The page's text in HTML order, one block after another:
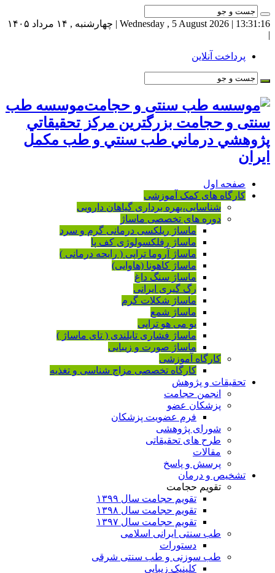
13:31:17
| Wednesday , 5 August 2026 | چهارشنبه , ۱۴ مرداد ۱۴۰۵
|
پرداخت آنلاین
موسسه طب
سنتی و حجامت بزرگترين مركز تحقيقاتي
پژوهشي درماني طب سنتي و طب مكمل
ايران
صفحه اول
کارگاه های کمک آموزشی
شناسایی،بهره برداری گیاهان دارویی
دوره های تخصصی ماساژ
ماساژ ریلکسی درمانی گرم و سرد
ماساژ رفلکسولوژی کف پا
ماساژ آروما تراپی ( رایحه درمانی )
ماساژ کاهونا (هاوایی)
ماساژ سنگ داغ
رگ گیری ایرانی
ماساژ شکلات گرم
ماساژ شمع
یو می هو تراپی
ماساژ فشاری تایلندی ( تای ماساژ )
ماساژ صورت و زیبایی
کارگاه آموزشی
کارگاه تخصصی مزاج شناسی و تغذیه
تحقیقات و پژوهش
انجمن حجامت
پزشکان عضو
فرم عضویت پزشکان
شورای پژوهشی
طرح های تحقیقاتی
مقالات
پرسش و پاسخ
تشخیص و درمان
تقویم حجامت
تقویم حجامت سال ۱۳۹۹
تقویم حجامت سال ۱۳۹۸
تقویم حجامت سال ۱۳۹۷
طب سنتی ایرانی اسلامی
دستورات
طب سوزنی و طب سنتی شرقی
کلینیک زیبایی